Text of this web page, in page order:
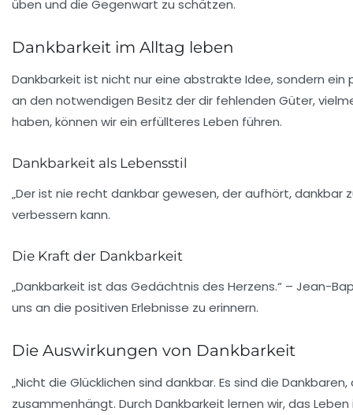
üben und die Gegenwart zu schätzen.
Dankbarkeit im Alltag leben
Dankbarkeit ist nicht nur eine abstrakte Idee, sondern
an den notwendigen Besitz der dir fehlenden Güter,
haben, können wir ein erfüllteres Leben führen.
Dankbarkeit als Lebensstil
„Der ist nie recht dankbar gewesen, der aufhört, dankbar
verbessern kann.
Die Kraft der Dankbarkeit
„Dankbarkeit ist das Gedächtnis des Herzens.“ – Jean-
uns an die positiven Erlebnisse zu erinnern.
Die Auswirkungen von Dankbarkeit
„Nicht die Glücklichen sind dankbar. Es sind die
zusammenhängt. Durch Dankbarkeit lernen wir, das